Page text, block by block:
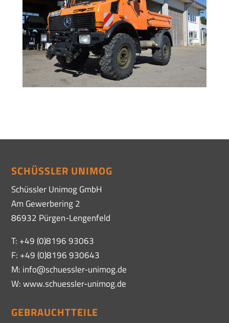
SCHÜSSLER UNIMOG
Schüssler Unimog GmbH
Am Gewerbering 2
86932 Pürgen-Lengenfeld
T: +49 (0)8196 93063
F: +49 (0)8196 930643
M: info@schuessler-unimog.de
W: www.schuessler-unimog.de
GEBRAUCHTTEILE